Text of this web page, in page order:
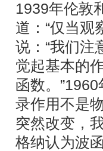
1939年伦敦
道：“仅当观
说：“我们注
觉起基本的
函数。
录作用不是
突然改变，
格纳认为波